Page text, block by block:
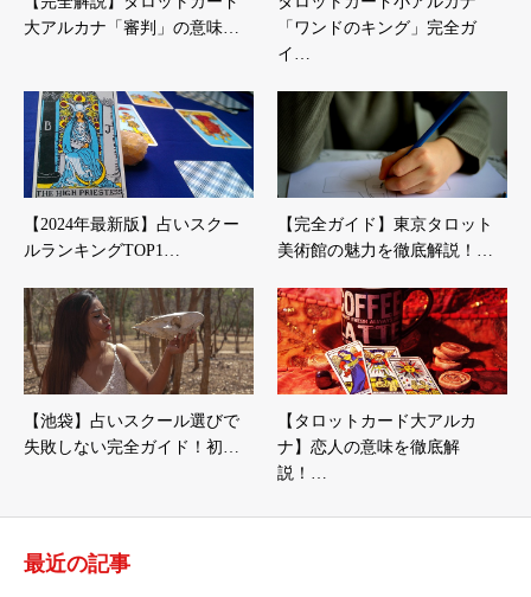
大アルカナ「審判」の意味…
「ワンドのキング」完全ガ
イ…
【2024年最新版】占いスクー
ルランキングTOP1…
【完全ガイド】東京タロット
美術館の魅力を徹底解説！…
【池袋】占いスクール選びで
失敗しない完全ガイド！初…
【タロットカード大アルカ
ナ】恋人の意味を徹底解
説！…
最近の記事